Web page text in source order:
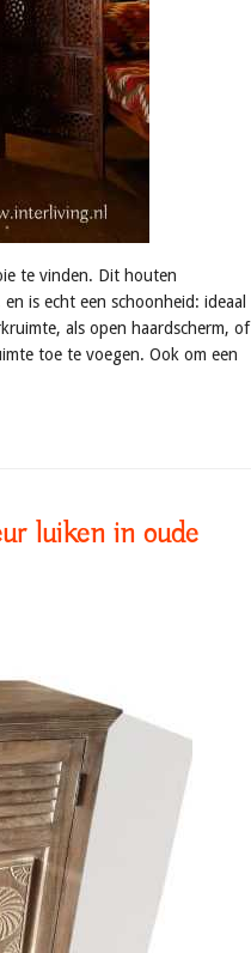
te vinden. Dit houten
is echt een schoonheid: ideaal
als open haardscherm, of
toe te voegen. Ook om een
luiken in oude